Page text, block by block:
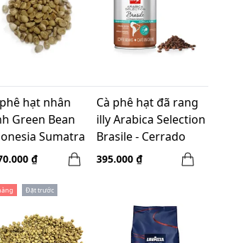
hạt nhân
Green Bean
Sumatra
-5kg
₫
Cà phê hạt đã rang
illy Arabica Selection
Brasile - Cerrado
Mineiro 250g Whole
395.000 ₫
Đặt trước